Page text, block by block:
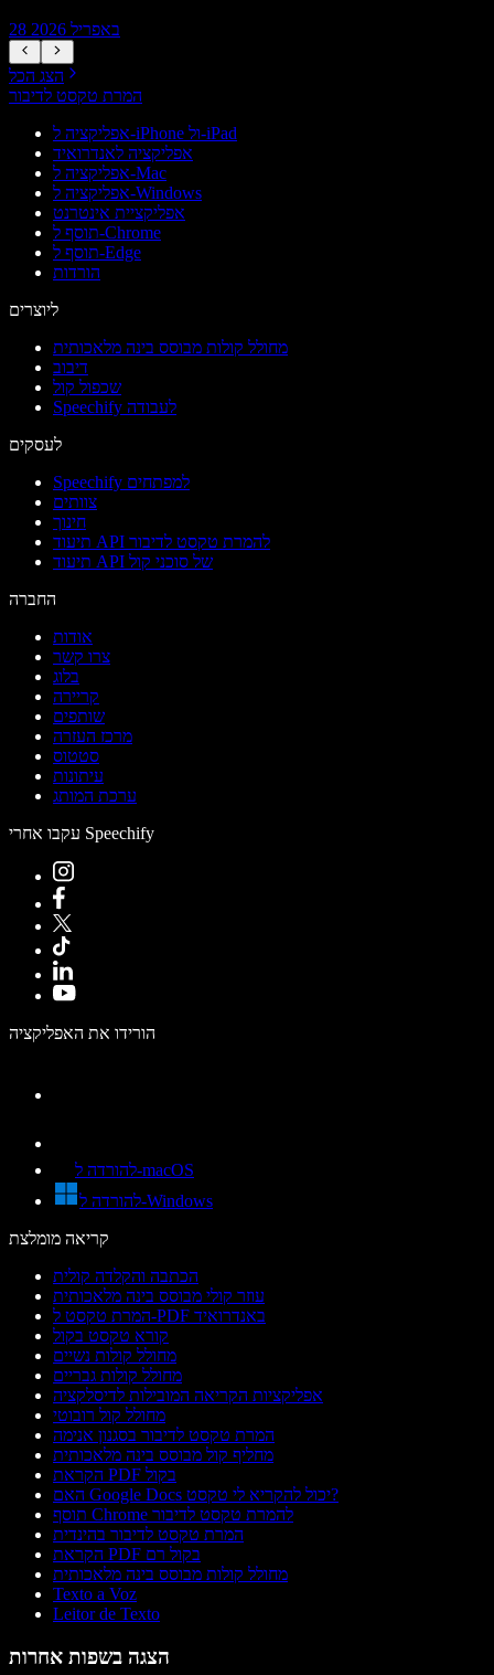
28 באפריל 2026
הצג הכל
המרת טקסט לדיבור
אפליקציה ל-iPhone ול-iPad
אפליקציה לאנדרואיד
אפליקציה ל-Mac
אפליקציה ל-Windows
אפליקציית אינטרנט
תוסף ל-Chrome
תוסף ל-Edge
הורדות
ליוצרים
מחולל קולות מבוסס בינה מלאכותית
דיבוב
שכפול קול
Speechify לעבודה
לעסקים
Speechify למפתחים
צוותים
חינוך
תיעוד API להמרת טקסט לדיבור
תיעוד API של סוכני קול
החברה
אודות
צרו קשר
בלוג
קריירה
שותפים
מרכז העזרה
סטטוס
עיתונות
ערכת המותג
עקבו אחרי Speechify
הורידו את האפליקציה
להורדה ל-macOS
להורדה ל-Windows
קריאה מומלצת
הכתבה והקלדה קולית
עוזר קולי מבוסס בינה מלאכותית
המרת טקסט ל-PDF באנדרואיד
קורא טקסט בקול
מחולל קולות נשיים
מחולל קולות גבריים
אפליקציות הקריאה המובילות לדיסלקציה
מחולל קול רובוטי
המרת טקסט לדיבור בסגנון אנימה
מחליף קול מבוסס בינה מלאכותית
הקראת PDF בקול
האם Google Docs יכול להקריא לי טקסט?
תוסף Chrome להמרת טקסט לדיבור
המרת טקסט לדיבור בהינדית
הקראת PDF בקול רם
מחולל קולות מבוסס בינה מלאכותית
Texto a Voz
Leitor de Texto
הצגה בשפות אחרות